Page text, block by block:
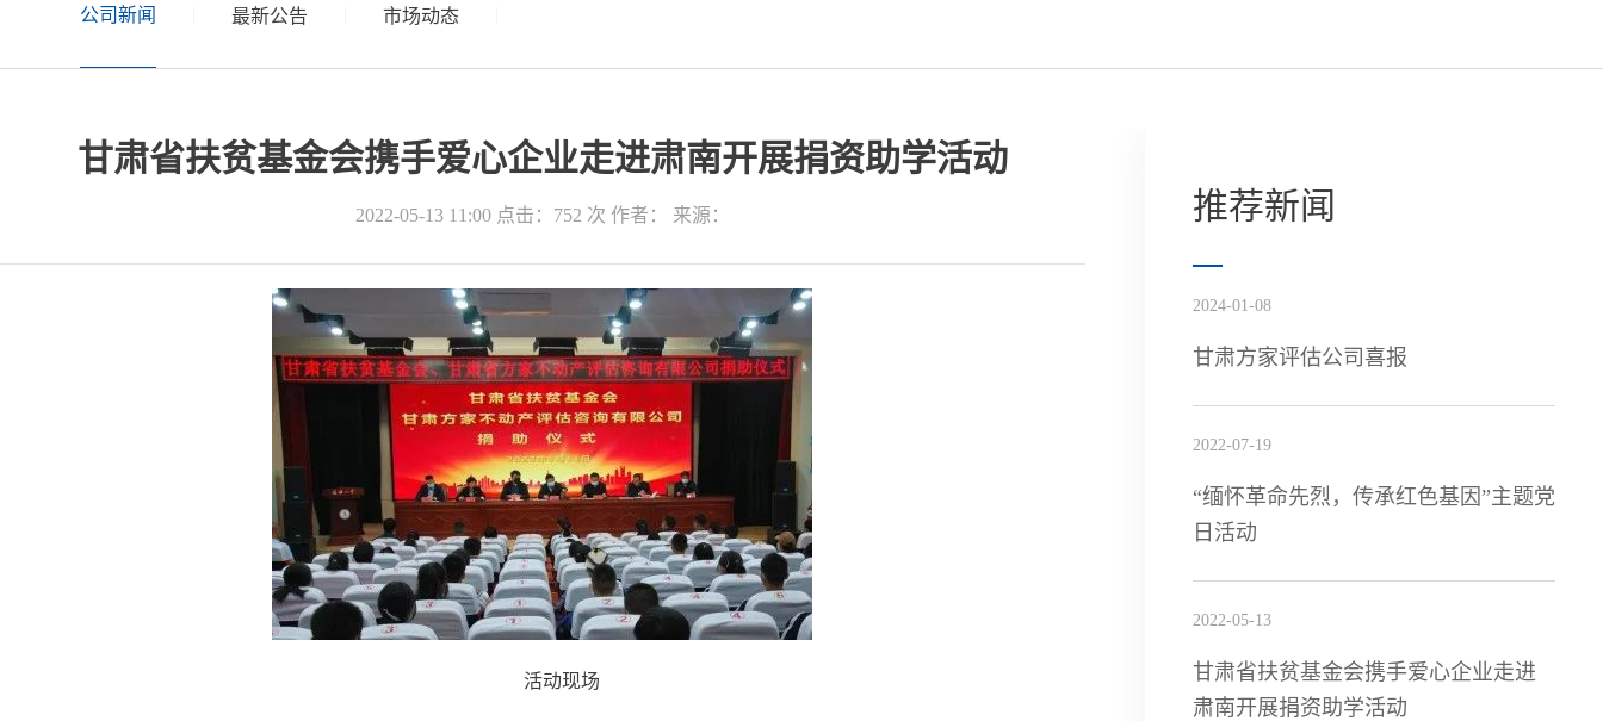
公司新闻 最新公告 市场动态
甘肃省扶贫基金会携手爱心企业走进肃南开展捐资助学活动
2022-05-13 11:00 点击：752 次 作者： 来源：
活动现场
推荐新闻
2024-01-08
甘肃方家评估公司喜报
2022-07-19
“缅怀革命先烈，传承红色基因”主题党
日活动
2022-05-13
甘肃省扶贫基金会携手爱心企业走进
肃南开展捐资助学活动